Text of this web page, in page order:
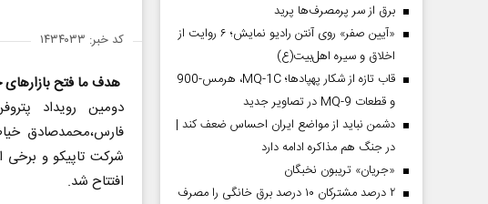
کد خبر: ۱۴۳۴۰۳۳
هدف ما فتح
دومین رویداد
فارس،محمدصادق
شرکت تاپیکو و برخی
افتتاح شد.
برق از سر پرمصرف‌ها پرید
«آیین صفر» روی آنتن رادیو نمایش؛ ۶ روایت از
اخلاق و سیره اهل‌بیت(ع)
قاب تازه از شکار پهپادها؛ MQ-1C، هرمس-900
و قطعات MQ-9 در تصاویر جدید
دشمن نباید از مواضع ایران احساس ضعف کند |
در جنگ هم مذاکره ادامه دارد
«جریان» تریبون نخبگان
۲ درصد مشترکان ۱۰ درصد برق خانگی را مصرف